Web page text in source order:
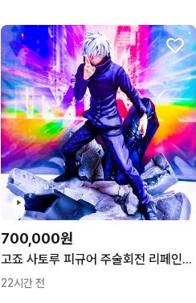
700,000원
고죠 사토루 피규어 주술회전 리페인팅 팝업 스탠드 아티스트 애니도색 리페인트 2D 모델링 특전 피겨 명암도색 넨도 레진 룩업 아트웍스 2D애니도색리페인트 전시관 피규어
22시간 전